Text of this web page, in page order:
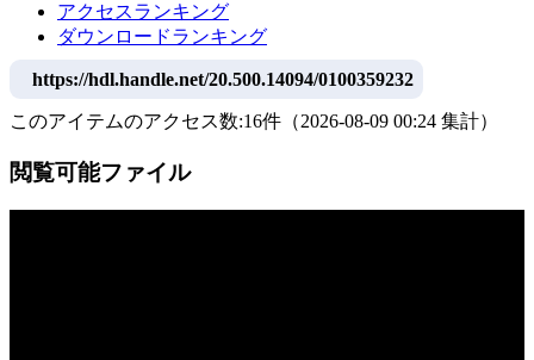
アクセスランキング
ダウンロードランキング
https://hdl.handle.net/20.500.14094/0100359232
このアイテムのアクセス数:16件 （2026-08-09 00:24 集計）
閲覧可能ファイル